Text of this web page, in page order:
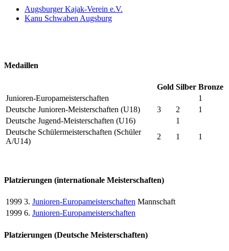
Augsburger Kajak-Verein e.V.
Kanu Schwaben Augsburg
Medaillen
Gold Silber Bronze
Junioren-Europameisterschaften
1
Deutsche Junioren-Meisterschaften (U18)
3 2
1
Deutsche Jugend-Meisterschaften (U16)
1
Deutsche Schülermeisterschaften (Schüler
A/U14)
2 1 1
Platzierungen (internationale Meisterschaften)
1999 3. Junioren-Europameisterschaften Mannschaft
1999 6. Junioren-Europameisterschaften
Platzierungen (Deutsche Meisterschaften)